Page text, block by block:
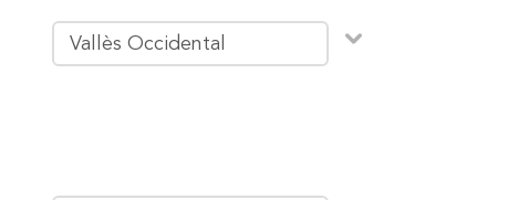
Vallès Occidental